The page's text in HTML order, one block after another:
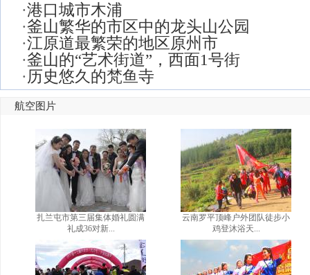
·港口城市木浦
·釜山繁华的市区中的龙头山公园
·江原道最繁荣的地区原州市
·釜山的“艺术街道”，西面1号街
· 历史悠久的梵鱼寺
航空图片
扎兰屯市第三届集体婚礼圆满
礼成36对新...
云南罗平顶峰户外团队徒步小
鸡登沐浴天...